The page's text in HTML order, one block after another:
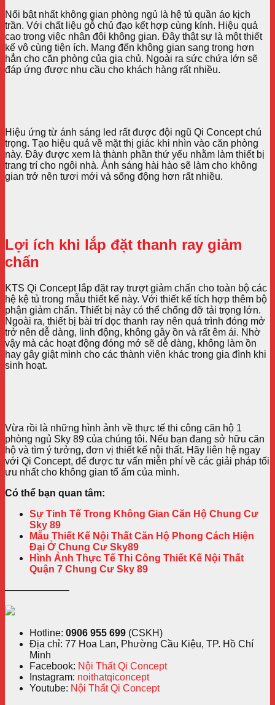
Nổi bật nhất không gian phòng ngủ là hệ tủ quần áo kịch
trần. Với chất liệu gỗ chủ đạo kết hợp cùng kính. Hiệu quả
cao trong việc nhân đôi không gian. Đây thật sự là một thiết
kế vô cùng tiện ích. Mang đến không gian sang trọng hơn
hẳn cho căn phòng của gia chủ. Ngoài ra sức chứa lớn sẽ
đáp ứng được nhu cầu cho khách hàng rất nhiều.
Hiệu ứng từ ánh sáng led rất được đội ngũ Qi Concept chú
trọng. Tạo hiệu quả về mặt thị giác khi nhìn vào căn phòng
này. Đây được xem là thành phần thứ yếu nhằm làm thiết bị
trang trí cho ngôi nhà. Ánh sáng hài hào sẽ làm cho không
gian trở nên tươi mới và sống động hơn rất nhiều.
Lợi ích khi lắp đặt thanh ray giảm
chấn
KTS Qi Concept lắp đặt ray trượt giảm chấn cho toàn bộ các
hệ kệ tủ trong mẫu thiết kế này. Với thiết kế tích hợp thêm bộ
phận giảm chấn. Thiết bị này có thể chống đỡ tải trọng lớn.
Ngoài ra, thiết bị bài trí dọc thanh ray nên quá trình đóng mở
trở nên dễ dàng, linh động, không gây ồn và rất êm ái. Nhờ
vậy mà các hoạt động đóng mở sẽ dễ dàng, không làm ồn
hay gây giật mình cho các thành viên khác trong gia đình khi
sinh hoạt.
Vừa rồi là những hình ảnh về thực tế thi công căn hộ 1
phòng ngủ Sky 89 của chúng tôi. Nếu bạn đang sở hữu căn
hộ và tìm ý tưởng, đơn vị thiết kế nội thất. Hãy liên hệ ngay
với Qi Concept, để được tư vấn miễn phí về các giải pháp tối
ưu nhất cho không gian tổ ấm của mình.
Có thể bạn quan tâm:
Sự Tinh Tế Trong Không Gian Căn Hộ Chung Cư
Sky 89
Mẫu Thiết Kế Nội Thất Căn Hộ Phong Cách Hiện
Đại Ở Chung Cư Sky89
Hình Ảnh Thực Tế Thi Công Thiết Kế Nội Thất
Quận 7 Chung Cư Sky 89
——————–
Hotline: 0906 955 699 (CSKH)
Địa chỉ: 77 Hoa Lan, Phường Cầu Kiệu, TP. Hồ Chí
Minh
Facebook: Nội Thất Qi Concept
Instagram: noithatqiconcept
Youtube: Nội Thất Qi Concept